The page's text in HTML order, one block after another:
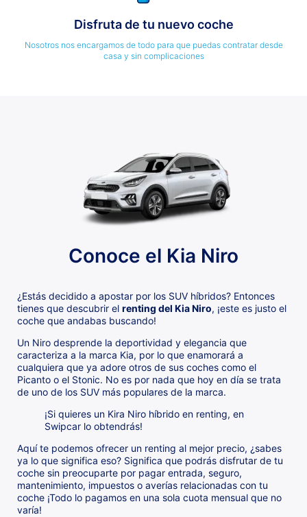
Disfruta de tu nuevo coche
Nosotros nos encargamos de todo para que puedas contratar desde
casa y sin complicaciones
Conoce el Kia Niro
¿Estás decidido a apostar por los SUV híbridos? Entonces
tienes que descubrir el renting del Kia Niro, ¡este es justo el
coche que andabas buscando!
Un Niro desprende la deportividad y elegancia que
caracteriza a la marca Kia, por lo que enamorará a
cualquiera que ya adore otros de sus coches como el
Picanto o el Stonic. No es por nada que hoy en día se trata
de uno de los SUV más populares de la marca.
¡Si quieres un Kira Niro híbrido en renting, en
Swipcar lo obtendrás!
Aquí te podemos ofrecer un renting al mejor precio, ¿sabes
ya lo que significa eso? Significa que podrás disfrutar de tu
coche sin preocuparte por pagar entrada, seguro,
mantenimiento, impuestos o averías relacionadas con tu
coche ¡Todo lo pagamos en una sola cuota mensual que no
varía!